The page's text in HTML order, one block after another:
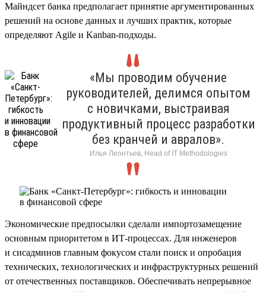
Майндсет банка предполагает принятие аргументированных
решений на основе данных и лучших практик, которые
определяют Agile и Kanban-подходы.
«Мы проводим обучение
руководителей, делимся опытом
с новичками, выстраивая
продуктивный процесс разработки
без кранчей и авралов».
Илья Леонтьев, Head of IT Methodologies
Экономические предпосылки сделали импортозамещение
основным приоритетом в ИТ-процессах. Для инженеров
и сисадминов главным фокусом стали поиск и опробация
технических, технологических и инфраструктурных решений
от отечественных поставщиков. Обеспечивать непрерывное